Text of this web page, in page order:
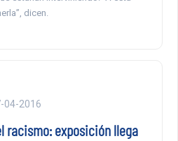
dicen.
04-2016
racismo: exposición llega